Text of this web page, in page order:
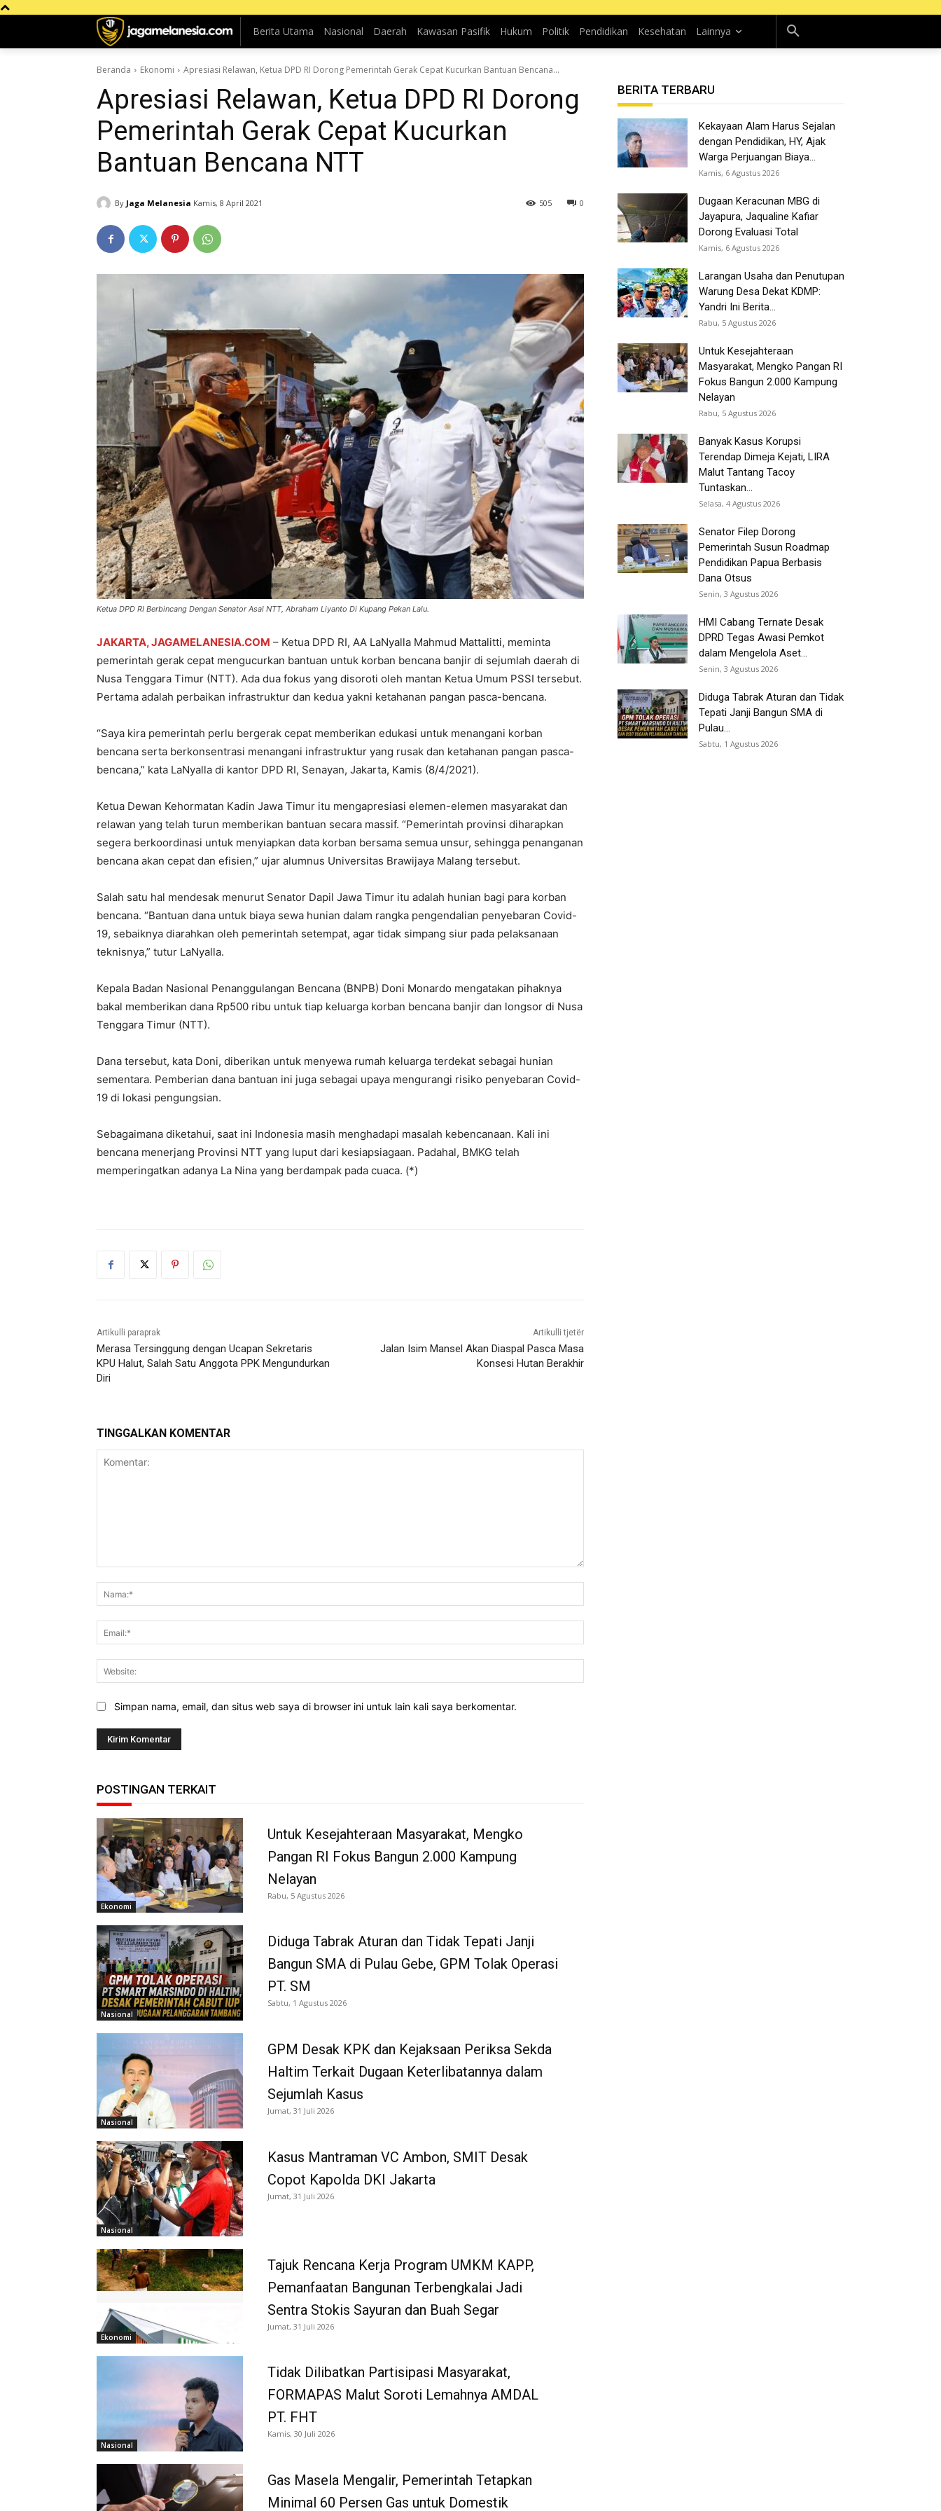
Berita Utama Nasional Daerah Kawasan Pasifik Hukum Politik Pendidikan Kesehatan Lainnya
Beranda Ekonomi Apresiasi Relawan, Ketua DPD RI Dorong Pemerintah Gerak Cepat Kucurkan Bantuan Bencana...
Apresiasi Relawan, Ketua DPD RI Dorong
Pemerintah Gerak Cepat Kucurkan
Bantuan Bencana NTT
By Jaga Melanesia Kamis, 8 April 2021 0
505
Ketua DPD RI Berbincang Dengan Senator Asal NTT, Abraham Liyanto Di Kupang Pekan Lalu.
JAKARTA, JAGAMELANESIA.COM – Ketua DPD RI, AA LaNyalla Mahmud Mattalitti, meminta
pemerintah gerak cepat mengucurkan bantuan untuk korban bencana banjir di sejumlah daerah di
Nusa Tenggara Timur (NTT). Ada dua fokus yang disoroti oleh mantan Ketua Umum PSSI tersebut.
Pertama adalah perbaikan infrastruktur dan kedua yakni ketahanan pangan pasca-bencana.
“Saya kira pemerintah perlu bergerak cepat memberikan edukasi untuk menangani korban
bencana serta berkonsentrasi menangani infrastruktur yang rusak dan ketahanan pangan pasca-
bencana,” kata LaNyalla di kantor DPD RI, Senayan, Jakarta, Kamis (8/4/2021).
Ketua Dewan Kehormatan Kadin Jawa Timur itu mengapresiasi elemen-elemen masyarakat dan
relawan yang telah turun memberikan bantuan secara massif. “Pemerintah provinsi diharapkan
segera berkoordinasi untuk menyiapkan data korban bersama semua unsur, sehingga penanganan
bencana akan cepat dan efisien,” ujar alumnus Universitas Brawijaya Malang tersebut.
Salah satu hal mendesak menurut Senator Dapil Jawa Timur itu adalah hunian bagi para korban
bencana. “Bantuan dana untuk biaya sewa hunian dalam rangka pengendalian penyebaran Covid-
19, sebaiknya diarahkan oleh pemerintah setempat, agar tidak simpang siur pada pelaksanaan
teknisnya,” tutur LaNyalla.
Kepala Badan Nasional Penanggulangan Bencana (BNPB) Doni Monardo mengatakan pihaknya
bakal memberikan dana Rp500 ribu untuk tiap keluarga korban bencana banjir dan longsor di Nusa
Tenggara Timur (NTT).
Dana tersebut, kata Doni, diberikan untuk menyewa rumah keluarga terdekat sebagai hunian
sementara. Pemberian dana bantuan ini juga sebagai upaya mengurangi risiko penyebaran Covid-
19 di lokasi pengungsian.
Sebagaimana diketahui, saat ini Indonesia masih menghadapi masalah kebencanaan. Kali ini
bencana menerjang Provinsi NTT yang luput dari kesiapsiagaan. Padahal, BMKG telah
memperingatkan adanya La Nina yang berdampak pada cuaca. (*)
Artikulli paraprak
Merasa Tersinggung dengan Ucapan Sekretaris
KPU Halut, Salah Satu Anggota PPK Mengundurkan
Diri
Artikulli tjetër
Jalan Isim Mansel Akan Diaspal Pasca Masa
Konsesi Hutan Berakhir
TINGGALKAN KOMENTAR
Simpan nama, email, dan situs web saya di browser ini untuk lain kali saya berkomentar.
POSTINGAN TERKAIT
Ekonomi
Untuk Kesejahteraan Masyarakat, Mengko
Pangan RI Fokus Bangun 2.000 Kampung
Nelayan
Rabu, 5 Agustus 2026
Nasional
Diduga Tabrak Aturan dan Tidak Tepati Janji
Bangun SMA di Pulau Gebe, GPM Tolak Operasi
PT. SM
Sabtu, 1 Agustus 2026
Nasional
GPM Desak KPK dan Kejaksaan Periksa Sekda
Haltim Terkait Dugaan Keterlibatannya dalam
Sejumlah Kasus
Jumat, 31 Juli 2026
Nasional
Kasus Mantraman VC Ambon, SMIT Desak
Copot Kapolda DKI Jakarta
Jumat, 31 Juli 2026
Ekonomi
Tajuk Rencana Kerja Program UMKM KAPP,
Pemanfaatan Bangunan Terbengkalai Jadi
Sentra Stokis Sayuran dan Buah Segar
Jumat, 31 Juli 2026
Nasional
Tidak Dilibatkan Partisipasi Masyarakat,
FORMAPAS Malut Soroti Lemahnya AMDAL
PT. FHT
Kamis, 30 Juli 2026
Gas Masela Mengalir, Pemerintah Tetapkan
Minimal 60 Persen Gas untuk Domestik
BERITA TERBARU
Kekayaan Alam Harus Sejalan
dengan Pendidikan, HY, Ajak
Warga Perjuangan Biaya...
Kamis, 6 Agustus 2026
Dugaan Keracunan MBG di
Jayapura, Jaqualine Kafiar
Dorong Evaluasi Total
Kamis, 6 Agustus 2026
Larangan Usaha dan Penutupan
Warung Desa Dekat KDMP:
Yandri Ini Berita...
Rabu, 5 Agustus 2026
Untuk Kesejahteraan
Masyarakat, Mengko Pangan RI
Fokus Bangun 2.000 Kampung
Nelayan
Rabu, 5 Agustus 2026
Banyak Kasus Korupsi
Terendap Dimeja Kejati, LIRA
Malut Tantang Tacoy
Tuntaskan...
Selasa, 4 Agustus 2026
Senator Filep Dorong
Pemerintah Susun Roadmap
Pendidikan Papua Berbasis
Dana Otsus
Senin, 3 Agustus 2026
HMI Cabang Ternate Desak
DPRD Tegas Awasi Pemkot
dalam Mengelola Aset...
Senin, 3 Agustus 2026
Diduga Tabrak Aturan dan Tidak
Tepati Janji Bangun SMA di
Pulau...
Sabtu, 1 Agustus 2026